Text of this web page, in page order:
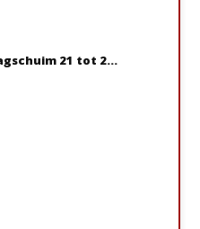
21 tot 2...